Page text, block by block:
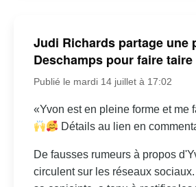
Judi Richards partage une
Deschamps pour faire
Publié le mardi 14 juillet à 17:02
«Yvon est en pleine forme et me
Détails au lien en
De fausses rumeurs à propos
circulent sur les réseaux